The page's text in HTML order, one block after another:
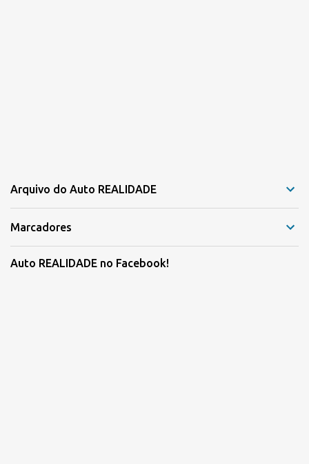
Arquivo do Auto REALIDADE
Marcadores
Auto REALIDADE no Facebook!